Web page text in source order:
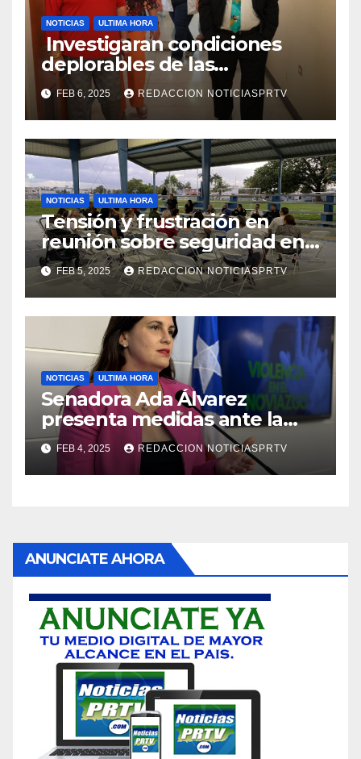
NOTICIAS ULTIMA HORA
Investigaran condiciones
deplorables de las
facilidades el Departamento
de la Salud en Mayagüez
FEB 6, 2025 REDACCION NOTICIASPRTV
NOTICIAS ULTIMA HORA
Tensión y frustración en
reunión sobre seguridad en
Reparto Metropolitano
FEB 5, 2025 REDACCION NOTICIASPRTV
NOTICIAS ULTIMA HORA
Senadora Ada Álvarez
presenta medidas ante la
violencia en el noviazgo
FEB 4, 2025 REDACCION NOTICIASPRTV
ANUNCIATE AHORA